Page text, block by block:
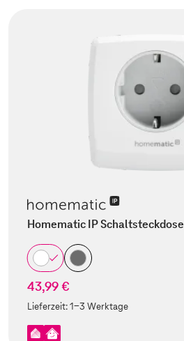
Homematic IP Schaltsteckdose
43,99 €
Lieferzeit:1-3 Werktage